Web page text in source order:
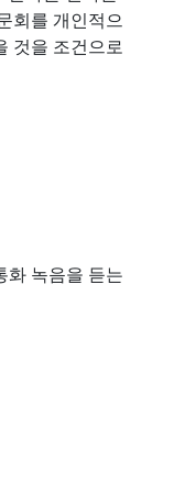
회를 개인적으
것을 조건으로
화 녹음을 듣는